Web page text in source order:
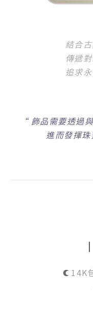
結合
傳遞
追求
“ 飾品需要透過
進而發揮
14K